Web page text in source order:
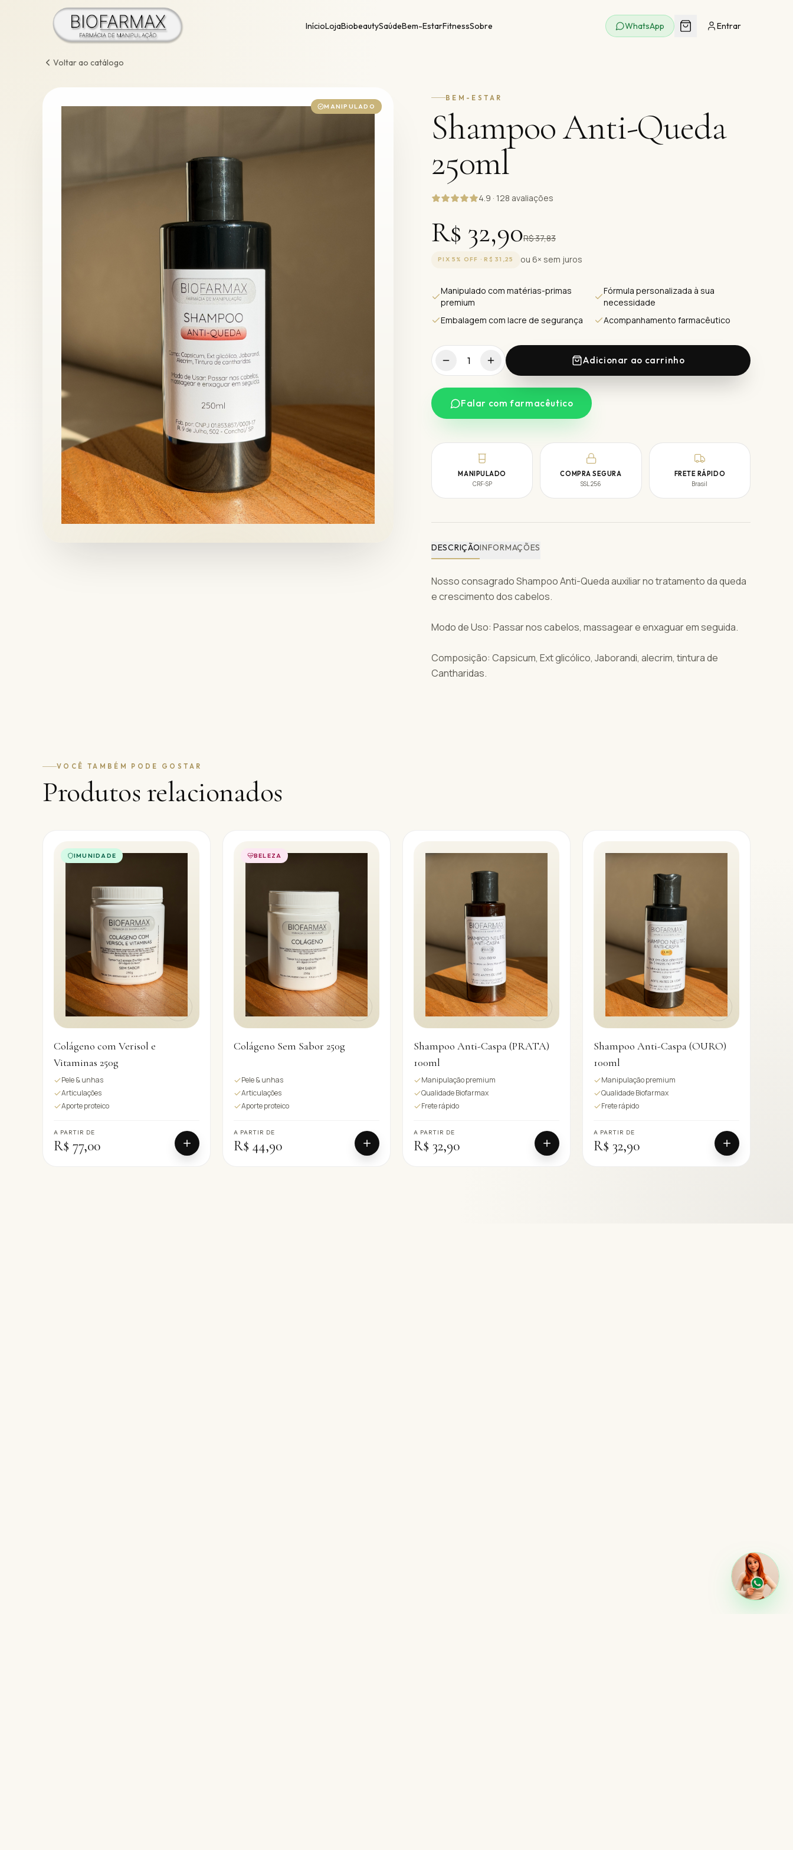
InícioLojaBiobeautySaúdeBem-EstarFitnessSobre WhatsApp Entrar
Voltar ao catálogo
MANIPULADO
BEM-ESTAR
Shampoo Anti-Queda
250ml
4.9 · 128 avaliações
R$ 32,90R$ 37,83
PIX 5% OFF ·R$ 31,25 ou 6× sem juros
Manipulado com matérias-primas
premium
Fórmula personalizada à sua
necessidade
Embalagem com lacre de segurança
Acompanhamento farmacêutico
1 Adicionar ao carrinho
Falar com farmacêutico
MANIPULADO
CRF-SP
COMPRA SEGURA
SSL 256
FRETE RÁPIDO
Brasil
DESCRIÇÃOINFORMAÇÕES
Nosso consagrado Shampoo Anti-Queda auxiliar no tratamento da queda
e crescimento dos cabelos.
Modo de Uso: Passar nos cabelos, massagear e enxaguar em seguida.
Composição: Capsicum, Ext glicólico, Jaborandi, alecrim, tintura de
Cantharidas.
VOCÊ TAMBÉM PODE GOSTAR
Produtos relacionados
IMUNIDADE
Colágeno com Verisol e
Vitaminas 250g
Pele & unhas
Articulações
Aporte proteico
A PARTIR DE
R$ 77,00
BELEZA
Colágeno Sem Sabor 250g
Pele & unhas
Articulações
Aporte proteico
A PARTIR DE
R$ 44,90
Shampoo Anti-Caspa (PRATA)
100ml
Manipulação premium
Qualidade Biofarmax
Frete rápido
A PARTIR DE
R$ 32,90
Shampoo Anti-Caspa (OURO)
100ml
Manipulação premium
Qualidade Biofarmax
Frete rápido
A PARTIR DE
R$ 32,90